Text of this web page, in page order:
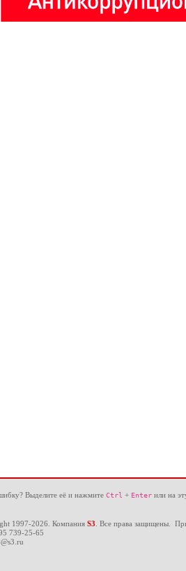
Выделите её и нажмите Ctrl + Enterили на
1997-2026. Компания S3 . Все права защищены.
739-25-65